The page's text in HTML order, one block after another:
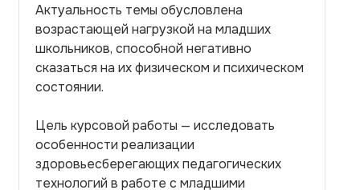
Актуальность темы обусловлена
возрастающей нагрузкой на младших
школьников, способной негативно
сказаться на их физическом и психическом
состоянии.
Цель курсовой работы — исследовать
особенности реализации
здоровьесберегающих педагогических
технологий в работе с младшими